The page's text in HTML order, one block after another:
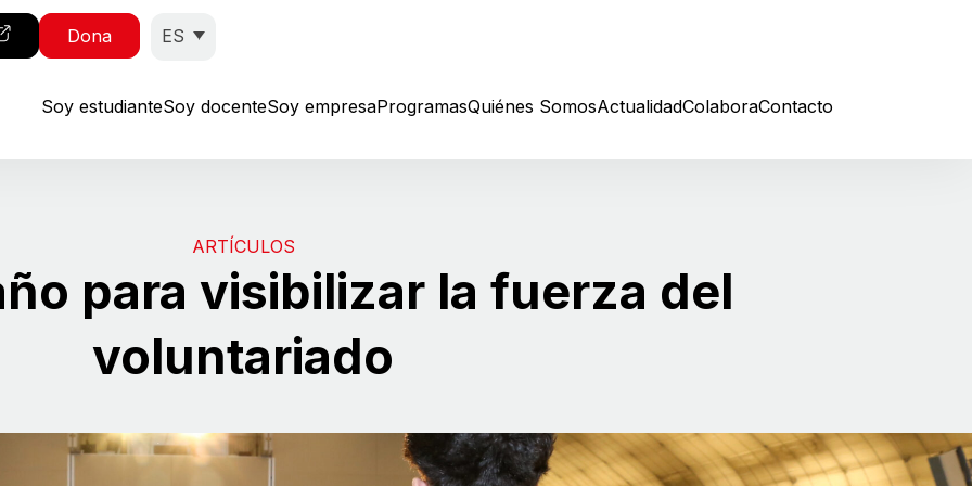
Dona ES
Soy estudianteSoy docenteSoy empresaProgramasQuiénes SomosActualidadColaboraContacto
ARTÍCULOS
para visibilizar la fuerza del
voluntariado